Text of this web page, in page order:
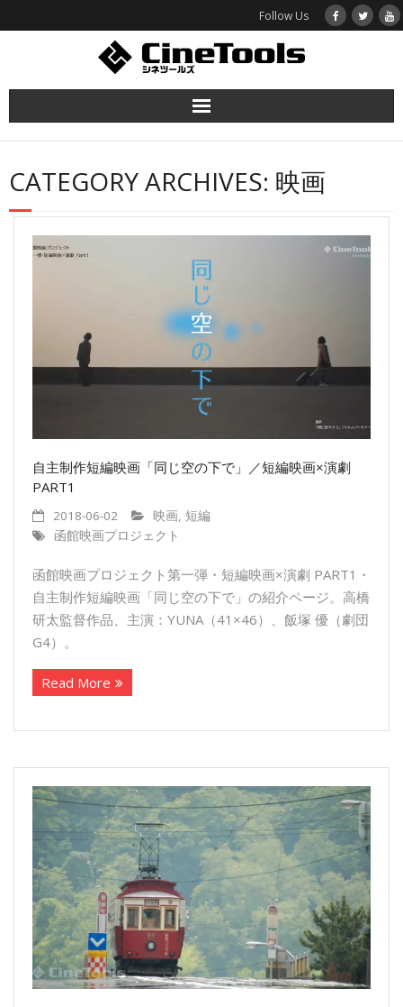
Follow Us
ホーム
函館映画プロジェクト
作品紹介
CATEGORY ARCHIVES: 映画
自主制作短編映画「同じ空の下で」／短編映画×演劇
PART1
2018-06-02 映画 短編
函館映画プロジェクト
函館映画プロジェクト第一弾・短編映画×演劇 PART1・
自主制作短編映画「同じ空の下で」の紹介ページ。高橋
研太監督作品、主演：YUNA（41×46）、飯塚 優（劇団
G4）。
Read More